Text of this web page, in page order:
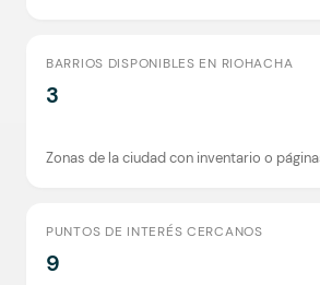
BARRIOS DISPONIBLES EN RIOHACHA
3
Zonas de la ciudad con inventario o
PUNTOS DE INTERÉS CERCANOS
9